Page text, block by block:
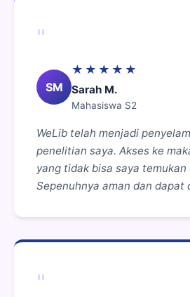
"
SM
★★★★★
Sarah M.
Mahasiswa S2
WeLib telah menjadi
penelitian saya. Akses ke
yang tidak bisa saya
Sepenuhnya aman dan dapat
"